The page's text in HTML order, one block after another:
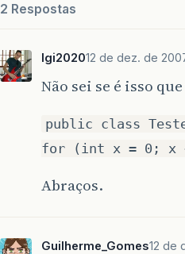
2 Respostas
lgi202012 de dez. de
Não sei se é isso
public class
for (int x = 0; x
Abraços.
Guilherme_Gomes12 de